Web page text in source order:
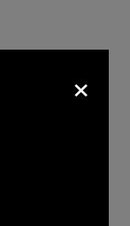
The Moral×